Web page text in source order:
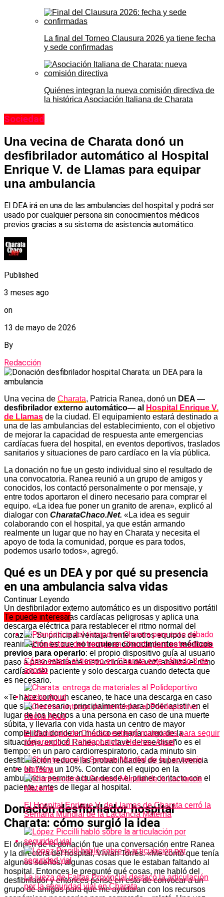
La final del Torneo Clausura 2026 ya tiene fecha
y sede confirmadas
Quiénes integran la nueva comisión directiva de
la histórica Asociación Italiana de Charata
Sociedad
Una vecina de Charata donó un
desfibrilador automático al Hospital
Enrique V. de Llamas para equipar
una ambulancia
El DEA irá en una de las ambulancias del hospital y podrá ser
usado por cualquier persona sin conocimientos médicos
previos gracias a su sistema de asistencia automático.
Published
3 meses ago
on
13 de mayo de 2026
By
Redacción
Una vecina de Charata, Patricia Ranea, donó un DEA —
desfibrilador externo automático— al
Hospital Enrique V.
de Llamas de la ciudad. El equipamiento estará destinado a
una de las ambulancias del establecimiento, con el objetivo
de mejorar la capacidad de respuesta ante emergencias
cardíacas fuera del hospital, en eventos deportivos, traslados
sanitarios y situaciones de paro cardíaco en la vía pública.
La donación no fue un gesto individual sino el resultado de
una convocatoria. Ranea reunió a un grupo de amigos y
conocidos, los contactó personalmente o por mensaje, y
entre todos aportaron el dinero necesario para comprar el
equipo. «La idea fue poner un granito de arena», explicó al
dialogar con CharataChaco.Net. «La idea es seguir
colaborando con el hospital, ya que están armando
realmente un lugar que no hay en Charata y necesita el
apoyo de toda la comunidad, porque es para todos,
podemos usarlo todos», agregó.
Qué es un DEA y por qué su presencia
en una ambulancia salva vidas
Un desfibrilador externo automático es un dispositivo portátil
que detecta arritmias cardíacas peligrosas y aplica una
descarga eléctrica para restablecer el ritmo normal del
corazón. Su principal ventaja frente a otros equipos de
reanimación es queno requiere conocimientos médicos
previos para operarlo: el propio dispositivo guía al usuario
paso a paso mediante instrucciones de voz, analiza el ritmo
cardíaco del paciente y solo descarga cuando detecta que
es necesario.
«Te hace como un escaneo, te hace una descarga en caso
que sea necesario, principalmente para poder asistir en el
lugar de los hechos a una persona en caso de una muerte
súbita, y llevarla con vida hasta un centro de mayor
complejidad donde un médico se haría cargo de la
situación», explicó Ranea. La clave de ese diseño es el
tiempo: en un paro cardiorrespiratorio, cada minuto sin
desfibrilación reduce las probabilidades de supervivencia
entre un 7% y un 10%. Contar con el equipo en la
ambulancia permite actuar desde el primer contacto con el
paciente, antes de llegar al hospital.
Donación desfibrilador hospital
Charata: cómo surgió la idea
El origen de la donación fue una conversación entre Ranea
y la directora del hospital, Vivian Torres. «Me contó que tenía
algunos sueños, algunas cosas que le estaban faltando al
hospital. Entonces le pregunté qué cosas, me habló del
desfibrilador y entonces pensé en esto de convocar a un
grupo de amigos para que me ayudaran con los recursos
Continuar Leyendo
Te puede interesar
Cómo estará el tiempo en Charata este sábado 8 de
agosto
El Municipio de Charata entregó materiales para seguir
mejorando el Polideportivo «Hacha» Apud
El Hospital Enrique V. de Llamas de Charata cerró la
Semana Mundial de la Lactancia Materna
La jueza de Faltas Provincial destacó la articulación
por la seguridad vial en Charata